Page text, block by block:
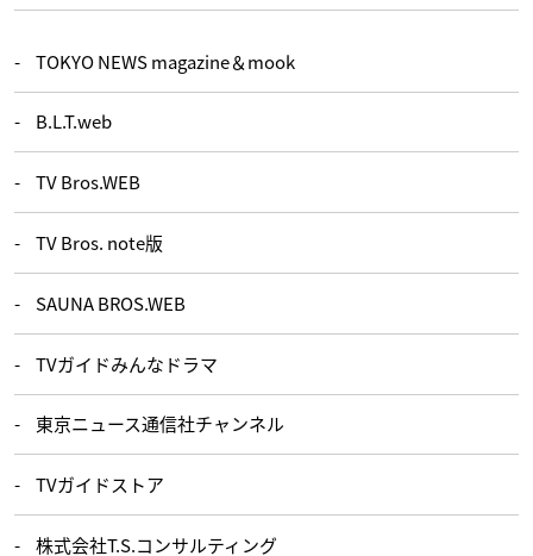
TOKYO NEWS magazine＆mook
B.L.T.web
TV Bros.WEB
TV Bros. note版
SAUNA BROS.WEB
TVガイドみんなドラマ
東京ニュース通信社チャンネル
TVガイドストア
株式会社T.S.コンサルティング